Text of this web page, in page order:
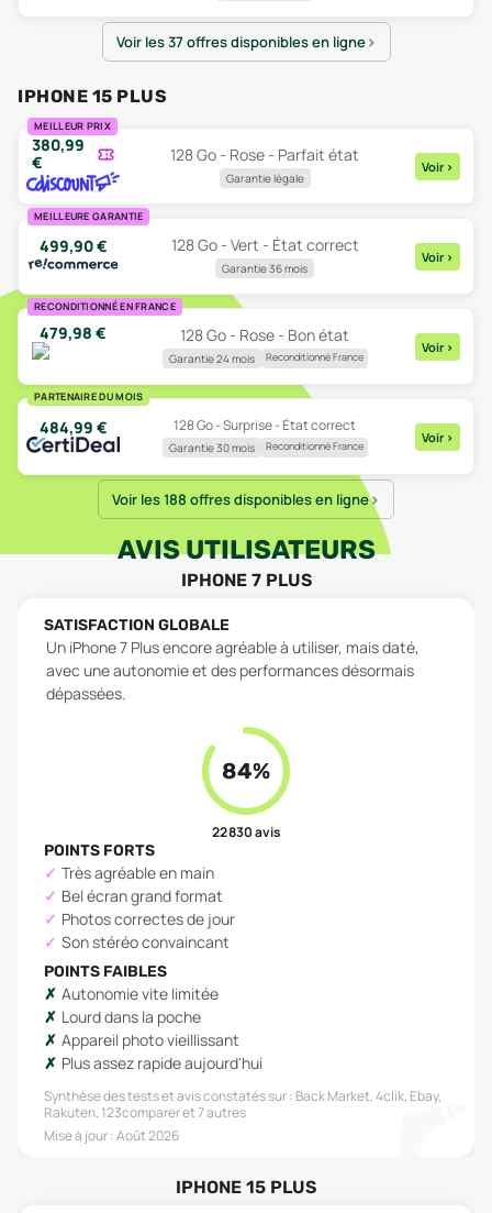
Voir les 37 offres disponibles en ligne
IPHONE 15 PLUS
MEILLEUR PRIX
380,99
€
128 Go - Rose - Parfait état
Garantie légale
Voir >
MEILLEURE GARANTIE
499,90€ 128 Go - Vert - État correct
Garantie 36 mois
Voir >
RECONDITIONNÉ EN FRANCE
479,98 € 128 Go - Rose - Bon état
Garantie 24 mois Reconditionné France
Voir >
PARTENAIRE DU MOIS
484,99 € 128 Go - Surprise - État correct
Garantie 30 mois Reconditionné France
Voir >
Voir les 188 offres disponibles en ligne
AVIS UTILISATEURS
IPHONE 7 PLUS
SATISFACTION GLOBALE
Un iPhone 7 Plus encore agréable à utiliser, mais daté,
avec une autonomie et des performances désormais
dépassées.
84%
22 830avis
POINTS FORTS
Très agréable en main
Bel écran grand format
Photos correctes de jour
Son stéréo convaincant
POINTS FAIBLES
Autonomie vite limitée
Lourd dans la poche
Appareil photo vieillissant
Plus assez rapide aujourd'hui
Synthèse des tests et avis constatés sur : Back Market, 4clik, Ebay,
Rakuten, 123compareret 7 autres
Mise à jour :Août 2026
IPHONE 15 PLUS